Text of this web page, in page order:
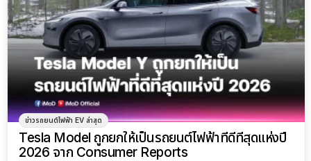
ข่าวรถยนต์ไฟฟ้า EV ล่าสุด
Tesla Model ถูกยกให้เป็นรถยนต์ไฟฟ้าที่ดีที่สุดแห่งปี
2026 จาก Consumer Reports